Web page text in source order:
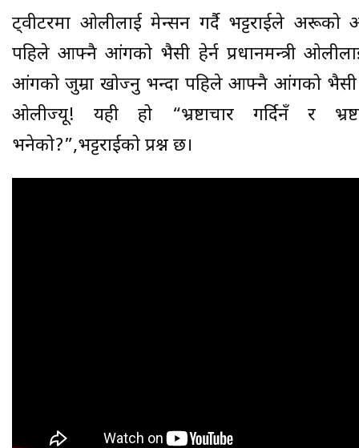
ट्वीटरमा ओलीलाई मेन्सन गर्दै भट्टराईले अरूको
पहिले आफ्नै आंगको भैसी हेर्न प्रधानमन्त्री
आंगको जुम्रा खोज्नु भन्दा पहिले आफ्नै आंगको भैसी
ओलीज्यू! यही हो “भ्रष्टाचार गर्दिनँ र
भनेको?”,भट्टराईको प्रश्न छ।